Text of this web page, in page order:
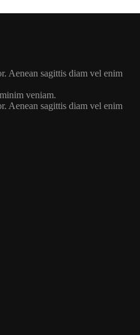
Aenean sagittis diam vel enim
veniam.
Aenean sagittis diam vel enim